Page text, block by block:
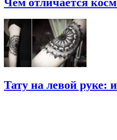
Чем отличается
Тату на левой руке: